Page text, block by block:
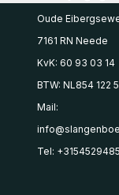
Oude
7161 RN Neede
KvK: 60 93 03 14
BTW: NL854 122
Mail:
Tel: